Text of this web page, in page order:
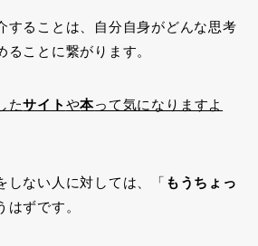
することは、自分自身がどんな思考
ることに繋がります。
たサイト や本って気になりますよ
しない人に対しては、「 もうちょっ
はずです。